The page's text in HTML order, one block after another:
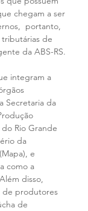
chegam a ser
portanto,
de
da ABS-RS.
integram a
Secretaria da
Rio Grande
da
e
como a
disso,
de produtores
de